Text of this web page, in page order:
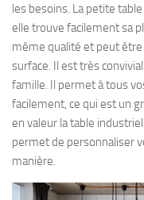
les besoins. La petite
elle trouve facilement sa
même qualité et peut
surface. Il est très
famille. Il permet à tous
facilement, ce qui est un
en valeur la table
permet de personnaliser
manière.